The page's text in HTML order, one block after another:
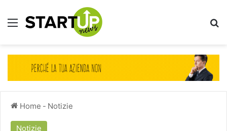
Menu
Home - Notizie
Notizie